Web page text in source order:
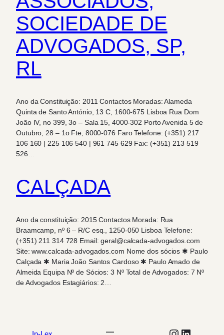
SOCIEDADE DE
ADVOGADOS, SP,
RL
Ano da Constituição: 2011 Contactos Moradas: Alameda
Quinta de Santo António, 13 C, 1600-675 Lisboa Rua Dom
João IV, no 399, 3o – Sala 15, 4000-302 Porto Avenida 5 de
Outubro, 28 – 1o Fte, 8000-076 Faro Telefone: (+351) 217
106 160 | 225 106 540 | 961 745 629 Fax: (+351) 213 519
526…
CALÇADA
Ano da constituição: 2015 Contactos Morada: Rua
Braamcamp, nº 6 – R/C esq., 1250-050 Lisboa Telefone:
(+351) 211 314 728 Email: geral@calcada-advogados.com
Site: www.calcada-advogados.com Nome dos sócios ✱ Paulo
Calçada ✱ Maria João Santos Cardoso ✱ Paulo Amado de
Almeida Equipa Nº de Sócios: 3 Nº Total de Advogados: 7 Nº
de Advogados Estagiários: 2…